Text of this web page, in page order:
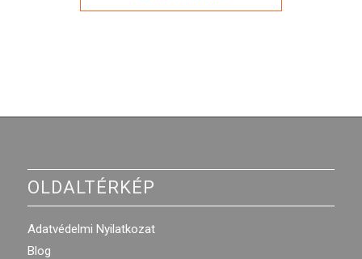
OLDALTÉRKÉP
Adatvédelmi Nyilatkozat
Blog